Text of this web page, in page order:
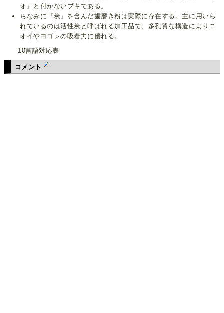
オ』と付かないブキである。
ちなみに『炭』を含んだ歯磨き粉は実際に存在する。主に用いら
れているのは活性炭と呼ばれる加工品で、多孔質な構造によりニ
オイやヨゴレの吸着力に優れる。
10言語対応表
コメント